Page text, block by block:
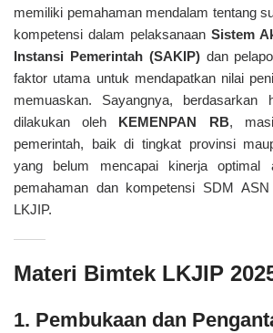
memiliki pemahaman mendalam tentang
kompetensi dalam pelaksanaan Sistem
Instansi Pemerintah (SAKIP)dan
faktor utama untuk mendapatkan nilai
memuaskan. Sayangnya, berdasarkan
dilakukan oleh KEMENPAN RB,
pemerintah, baik di tingkat provinsi
yang belum mencapai kinerja optimal
pemahaman dan kompetensi SDM
LKJIP.
Materi Bimtek LKJIP
1. Pembukaan dan